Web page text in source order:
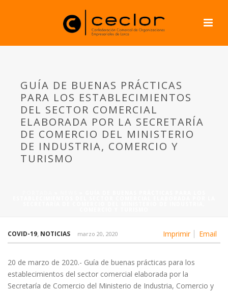
GUÍA DE BUENAS PRÁCTICAS
PARA LOS ESTABLECIMIENTOS
DEL SECTOR COMERCIAL
ELABORADA POR LA SECRETARÍA
DE COMERCIO DEL MINISTERIO
DE INDUSTRIA, COMERCIO Y
TURISMO
Imprimir Email
COVID-19, NOTICIAS marzo 20, 2020
20 de marzo de 2020.- Guía de buenas prácticas para los
establecimientos del sector comercial elaborada por la
Secretaría de Comercio del Ministerio de Industria, Comercio y